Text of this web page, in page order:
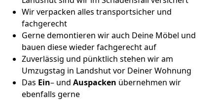
Wir verpacken alles transportsicher und
fachgerecht
Gerne demontieren wir auch Deine Möbel und
bauen diese wieder fachgerecht auf
Zuverlässig und pünktlich stehen wir am
Umzugstag in Landshut vor Deiner Wohnung
Das Ein– und Auspacken übernehmen wir
ebenfalls gerne